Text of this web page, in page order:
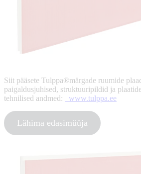
Siit pääsete Tulppa®märgade ruumide
paigaldusjuhised, struktuuripildid ja
tehnilised andmed:
www.tulppa.ee
Lähima edasimüüja